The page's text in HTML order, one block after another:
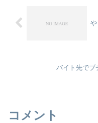
バイト先でブ
コメント